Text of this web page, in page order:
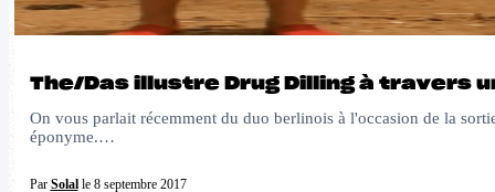
The/Das illustre Drug Dilling à travers
On vous parlait récemment du duo berlinois à l'occasion de la
éponyme.…
Par Solalle 8 septembre 2017